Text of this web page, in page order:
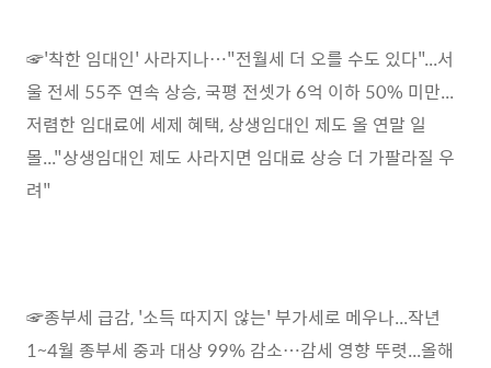
☞'착한 임대인' 사라지나…"전월세 더 오를 수도 있다"...서
울 전세 55주 연속 상승, 국평 전셋가 6억 이하 50% 미만...
저렴한 임대료에 세제 혜택, 상생임대인 제도 올 연말 일
몰..."상생임대인 제도 사라지면 임대료 상승 더 가팔라질 우
려"
☞종부세 급감, '소득 따지지 않는' 부가세로 메우나...작년
1~4월 종부세 중과 대상 99% 감소…감세 영향 뚜렷...올해